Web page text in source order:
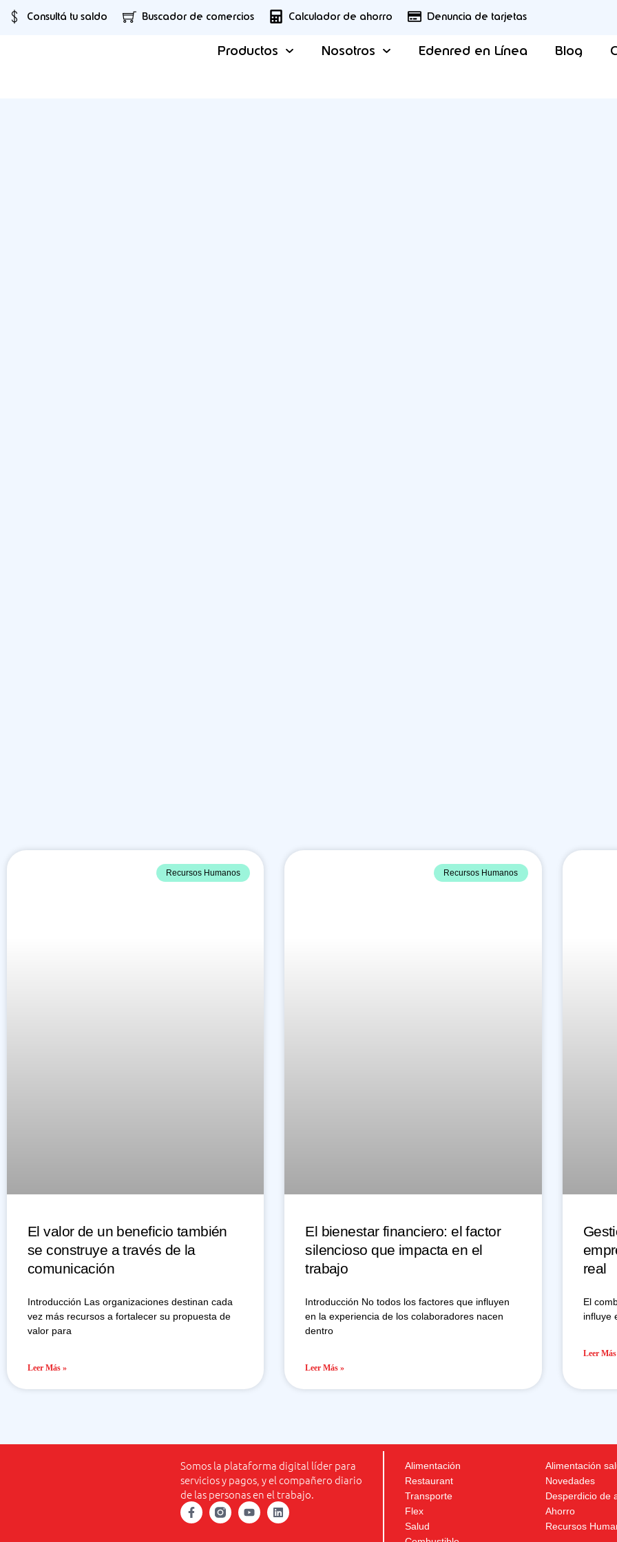
Consultá tu saldo Buscador de comercios Calculador de ahorro Denuncia de tarjetas
Productos Nosotros Edenred en Línea Blog
Recursos Humanos
El valor de un beneficio también
se construye a través de la
comunicación
Introducción Las organizaciones destinan cada
vez más recursos a fortalecer su propuesta de
valor para
Leer Más »
Recursos Humanos
El bienestar financiero: el factor
silencioso que impacta en el
trabajo
Introducción No todos los factores que influyen
en la experiencia de los colaboradores nacen
dentro
Leer Más »
real
El
influye
Leer
Somos la plataforma digital líder para
servicios y pagos, y el compañero diario
de las personas en el trabajo.
Alimentación
Restaurant
Transporte
Flex
Salud
Alimentación
Novedades
Desperdicio de
Ahorro
Recursos